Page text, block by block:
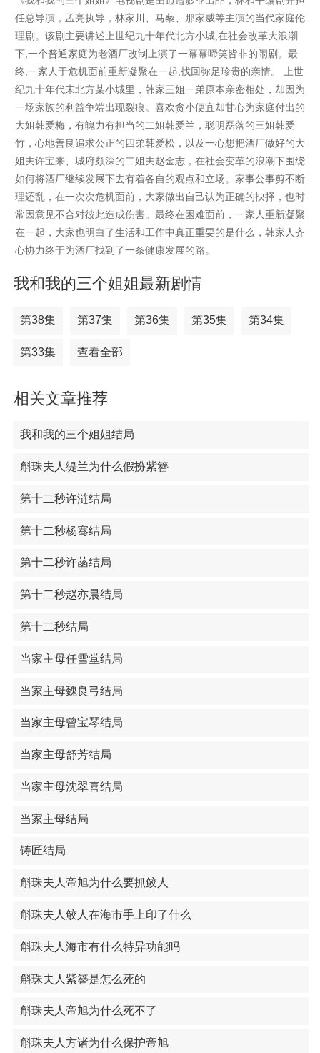
任总导演，孟亮执导，林家川、马藜、那家威等主演的当代家庭伦
理剧。该剧主要讲述上世纪九十年代北方小城,在社会改革大浪潮
下,一个普通家庭为老酒厂改制上演了一幕幕啼笑皆非的闹剧。最
终,一家人于危机面前重新凝聚在一起,找回弥足珍贵的亲情。 上世
纪九十年代末北方某小城里，韩家三姐一弟原本亲密相处，却因为
一场家族的利益争端出现裂痕。喜欢贪小便宜却甘心为家庭付出的
大姐韩爱梅，有魄力有担当的二姐韩爱兰，聪明磊落的三姐韩爱
竹，心地善良追求公正的四弟韩爱松，以及一心想把酒厂做好的大
姐夫许宝来、城府颇深的二姐夫赵金志，在社会变革的浪潮下围绕
如何将酒厂继续发展下去有着各自的观点和立场。家事公事剪不断
理还乱，在一次次危机面前，大家做出自己认为正确的抉择，也时
常因意见不合对彼此造成伤害。最终在困难面前，一家人重新凝聚
在一起，大家也明白了生活和工作中真正重要的是什么，韩家人齐
心协力终于为酒厂找到了一条健康发展的路。
我和我的三个姐姐最新剧情
第38集 第37集 第36集 第35集 第34集
第33集 查看全部
相关文章推荐
我和我的三个姐姐结局
斛珠夫人缇兰为什么假扮紫簪
第十二秒许涟结局
第十二秒杨骞结局
第十二秒许菡结局
第十二秒赵亦晨结局
第十二秒结局
当家主母任雪堂结局
当家主母魏良弓结局
当家主母曾宝琴结局
当家主母舒芳结局
当家主母沈翠喜结局
当家主母结局
铸匠结局
斛珠夫人帝旭为什么要抓鲛人
斛珠夫人鲛人在海市手上印了什么
斛珠夫人海市有什么特异功能吗
斛珠夫人紫簪是怎么死的
斛珠夫人帝旭为什么死不了
斛珠夫人方诸为什么保护帝旭